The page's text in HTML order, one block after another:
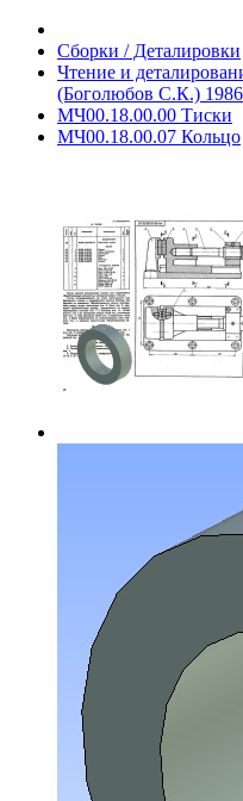
Сборки / Деталировки
Чтение и
(Боголюбов С.К.)
МЧ00.18.00.00 Тиски
МЧ00.18.00.07 Кольцо